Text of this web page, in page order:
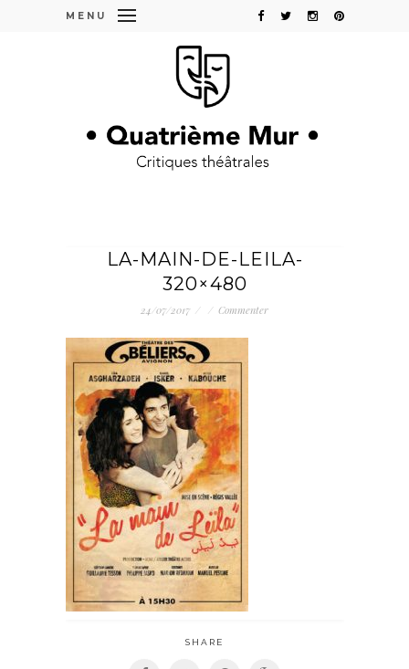
MENU
LA-MAIN-DE-LEILA-
320×480
24/07/2017 / / Commenter
SHARE